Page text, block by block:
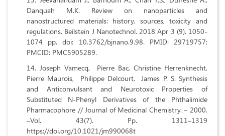
Danquah M.K. Review on nanoparticles and
nanostructured materials: history, sources, toxicity and
regulations. Beilstein J Nanotechnol. 2018 Apr 3 (9). 1050-
1074 pp. doi: 10.3762/bjnano.9.98. PMID: 29719757;
PMCID: PMC5905289.
Joseph Vamecq, Pierre Bac, Christine Herrenknecht,
Pierre Maurois, Philippe Delcourt, James P. S. Synthesis
and Anticonvulsant and Neurotoxic Properties of
Substituted N-Phenyl Derivatives of the Phthalimide
Pharmacophore // Journal of Medicinal Chemistry. – 2000.
–Vol. 43(7). Pp. 1311–1319
https://doi.org/10.1021/jm990068t